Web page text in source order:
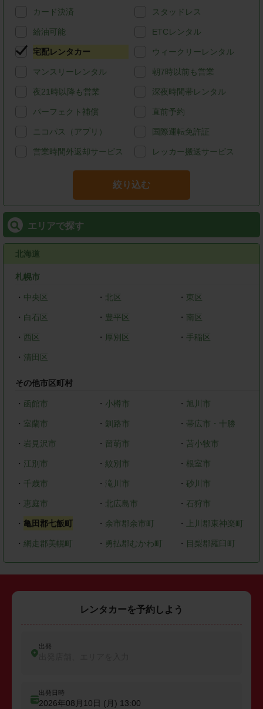
カード決済 スタッドレス
給油可能 ETCレンタル
宅配レンタカー ウィークリーレンタル
マンスリーレンタル 朝7時以前も営業
夜21時以降も営業 深夜時間帯レンタル
パーフェクト補償 直前予約
ニコパス（アプリ） 国際運転免許証
営業時間外返却サービス レッカー搬送サービス
絞り込む
エリアで探す
北海道
札幌市
・ 中央区 ・ 北区 ・ 東区
・ 白石区 ・ 豊平区 ・ 南区
・ 西区 ・ 厚別区 ・ 手稲区
・ 清田区
その他市区町村
・ 函館市 ・ 小樽市 ・ 旭川市
・ 室蘭市 ・ 釧路市 ・ 帯広市・十勝
・ 岩見沢市 ・ 留萌市 ・苫小牧市
・ 江別市 ・ 紋別市 ・ 根室市
・ 千歳市 ・ 滝川市 ・砂川市
・ 恵庭市 ・ 北広島市 ・ 石狩市
・ 亀田郡七飯町 ・ 余市郡余市町 ・ 上川郡東神楽町
・ 網走郡美幌町 ・ 勇払郡むかわ町 ・ 目梨郡羅臼町
レンタカーを予約しよう
出発
出発日時
2026年08月10日 (月) 13:00